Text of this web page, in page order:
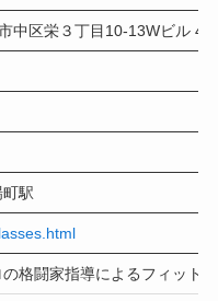
中区栄３丁目10-13Wビル 4階
駅
格闘家指導によるフィット